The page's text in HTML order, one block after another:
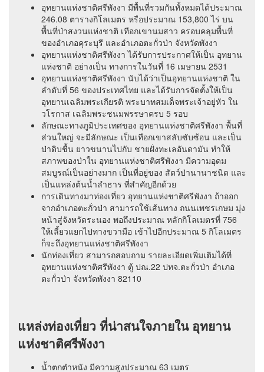
อุทยานแห่งชาติศรีพังงา มีพื้นที่รวมกันทั้งหมดได้ประมาณ
246.08 ตารางกิโลเมตร หรือประมาณ 153,800 ไร่ บน
พื้นที่ป่าสงวนแห่งชาติ เทือกเขานมสาว ครอบคลุมพื้นที่
ของอำเภอคุระบุรี และอำเภอตะกั่วป่า จังหวัดพังงา
อุทยานแห่งชาติศรีพังงา ได้รับการประกาศให้เป็น อุทยาน
แห่งชาติ อย่างเป็น ทางการในวันที่ 16 เมษายน 2531
อุทยานแห่งชาติศรีพังงา นับได้ว่าเป็นอุทยานแห่งชาติ ใน
ลำดับที่ 56 ของประเทศไทย และได้รับการจัดตั้งให้เป็น
อุทยานเฉลิมพระเกียรติ พระบาทสมเด็จพระเจ้าอยู่หัว ใน
วโรกาส เฉลิมพระชนมพรรษาครบ 5 รอบ
ลักษณะทางภูมิประเทศของ อุทยานแห่งชาติศรีพังงา พื้นที่
ส่วนใหญ่ จะมีลักษณะ เป็นเทือกเขาสลับซับซ้อน และเป็น
ป่าดิบชื้น ยาวขนานไปกับ ชายฝั่งทะเลอันดามัน ทำให้
สภาพของป่าใน อุทยานแห่งชาติศรีพังงา มีความอุดม
สมบูรณ์เป็นอย่างมาก เป็นที่อยู่ของ สัตว์ป่านานาชนิด และ
เป็นแหล่งต้นน้ำลำธาร ที่สำคัญอีกด้วย
การเดินทางมาท่องเที่ยว อุทยานแห่งชาติศรีพังงา ถ้าออก
จากอำเภอตะกั่วป่า สามารถใช้เส้นทาง ถนนเพชรเกษม มุ่ง
หน้าสู่จังหวัดระนอง พอถึงประมาณ หลักกิโลเมตรที่ 756
ให้เลี้ยวแยกไปทางขวามือ เข้าไปอีกประมาณ 5 กิโลเมตร
ก็จะถึงอุทยานแห่งชาติศรีพังงา
นักท่องเที่ยว สามารถสอบถาม รายละเอียดเพิ่มเติมได้ที่
อุทยานแห่งชาติศรีพังงา ตู้ ปณ.22 ปทจ.ตะกั่วป่า อำเภอ
ตะกั่วป่า จังหวัดพังงา 82110
แหล่งท่องเที่ยว ที่น่าสนใจภายใน อุทยาน
แห่งชาติศรีพังงา
น้ำตกตำหนัง มีความสูงประมาณ 63 เมตร